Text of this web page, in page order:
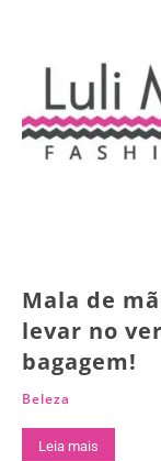
Mala de
levar no
bagagem!
Beleza
Leia mais